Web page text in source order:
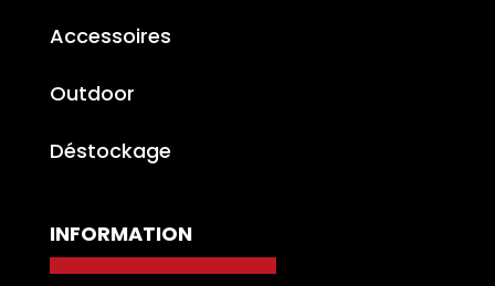
Accessoires
Outdoor
Déstockage
INFORMATION